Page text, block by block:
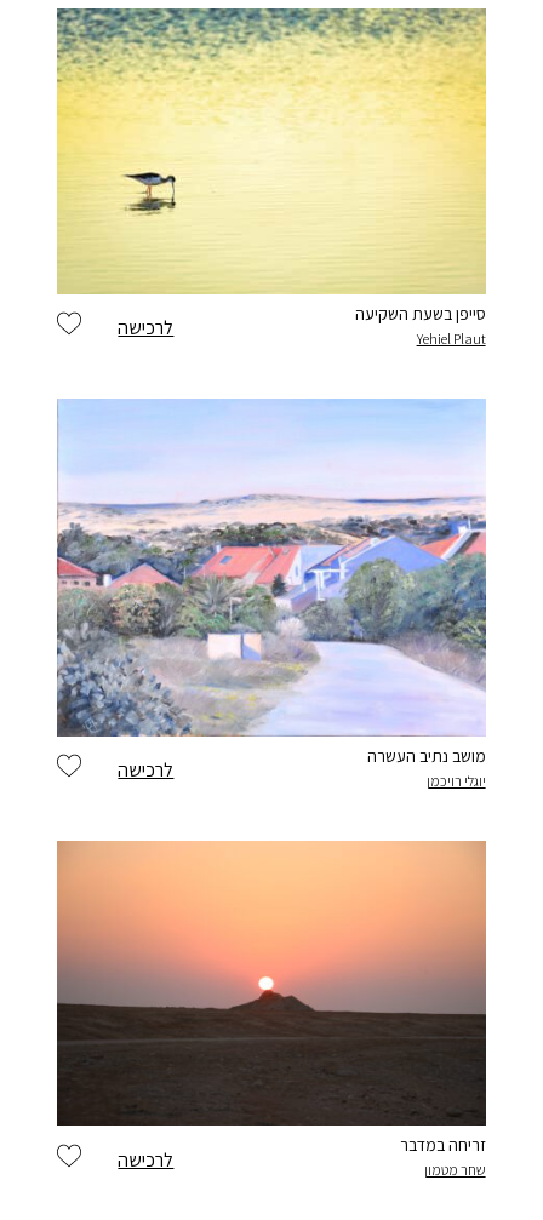
לרכישה
סייפן בשעת השקיעה
Yehiel Plaut
לרכישה
מושב נתיב העשרה
יוגלי רויכמן
לרכישה
זריחה במדבר
שחר מטמון